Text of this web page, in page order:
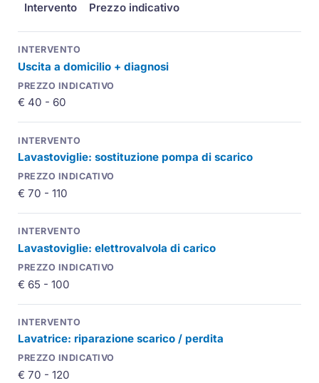
Intervento Prezzo indicativo
Uscita a domicilio + diagnosi
€ 40 - 60
Lavastoviglie: sostituzione pompa di scarico
€ 70 - 110
Lavastoviglie: elettrovalvola di carico
€ 65 - 100
Lavatrice: riparazione scarico / perdita
€ 70 - 120